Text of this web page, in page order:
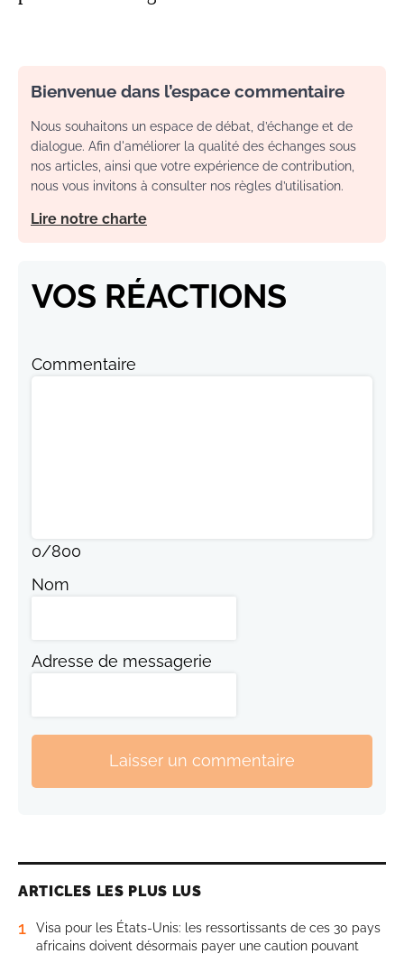
Bienvenue dans l’espace commentaire
Nous souhaitons un espace de débat, d’échange et de
dialogue. Afin d'améliorer la qualité des échanges sous
nos articles, ainsi que votre expérience de contribution,
nous vous invitons à consulter nos règles d’utilisation.
Lire notre charte
VOS RÉACTIONS
Commentaire
0/800
Nom
Adresse de messagerie
Laisser un commentaire
ARTICLES LES PLUS LUS
1
Visa pour les États-Unis: les ressortissants de ces 30 pays
africains doivent désormais payer une caution pouvant